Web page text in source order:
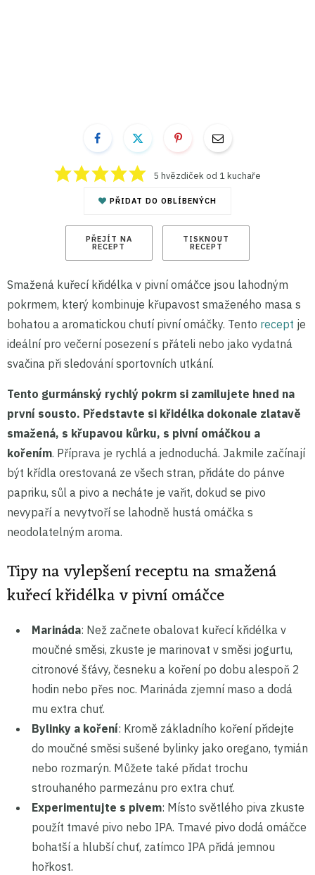
5 hvězdiček od 1 kuchaře
PŘIDAT DO OBLÍBENÝCH
PŘEJÍT NA
RECEPT
TISKNOUT
RECEPT
Smažená kuřecí křidélka v pivní omáčce jsou lahodným
pokrmem, který kombinuje křupavost smaženého masa s
bohatou a aromatickou chutí pivní omáčky. Tento recept je
ideální pro večerní posezení s přáteli nebo jako vydatná
svačina při sledování sportovních utkání.
Tento gurmánský rychlý pokrm si zamilujete hned na
první sousto. Představte si křidélka dokonale zlatavě
smažená, s křupavou kůrku, s pivní omáčkou a
kořením. Příprava je rychlá a jednoduchá. Jakmile začínají
být křídla orestovaná ze všech stran, přidáte do pánve
papriku, sůl a pivo a necháte je vařit, dokud se pivo
nevypaří a nevytvoří se lahodně hustá omáčka s
neodolatelným aroma.
Tipy na vylepšení receptu na smažená
kuřecí křidélka v pivní omáčce
Marináda: Než začnete obalovat kuřecí křidélka v
moučné směsi, zkuste je marinovat v směsi jogurtu,
citronové šťávy, česneku a koření po dobu alespoň 2
hodin nebo přes noc. Marináda zjemní maso a dodá
mu extra chuť.
Bylinky a koření: Kromě základního koření přidejte
do moučné směsi sušené bylinky jako oregano, tymián
nebo rozmarýn. Můžete také přidat trochu
strouhaného parmezánu pro extra chuť.
Experimentujte s pivem: Místo světlého piva zkuste
použít tmavé pivo nebo IPA. Tmavé pivo dodá omáčce
bohatší a hlubší chuť, zatímco IPA přidá jemnou
hořkost.